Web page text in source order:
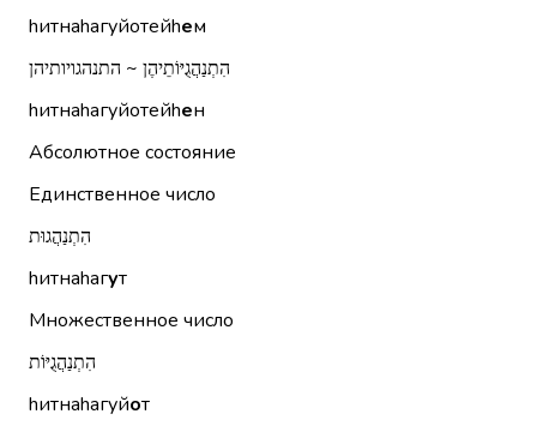
hитнаhагуйотейhем
הִתְנַהֲגֻיּוֹתֵיהֶן ~ התנהגויותיהן
hитнаhагуйотейhен
Абсолютное состояние
Единственное число
הִתְנַהֲגוּת
hитнаhагут
Множественное число
הִתְנַהֲגֻיּוֹת
hитнаhагуйот